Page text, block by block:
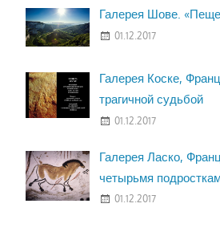
Галерея Шове.
01.12.2017
Галерея Коске,
трагичной судьбой
01.12.2017
Галерея Ласко,
четырьмя
01.12.2017